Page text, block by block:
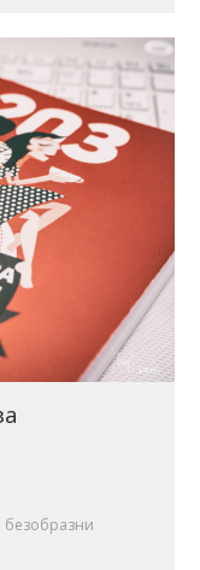
безобразни